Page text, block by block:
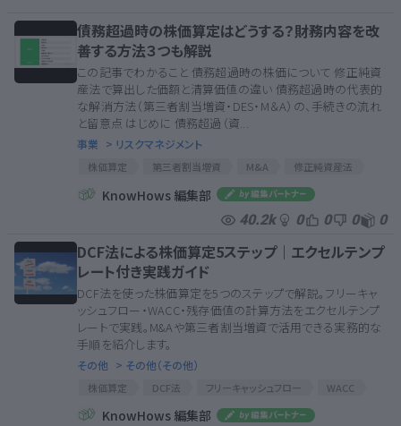
債務超過時の株価算定はどうする？財務内容を改
善する方法３つも解説
この記事でわかること 債務超過時の株価について 修正純資
産法で算出した価額と清算価値の違い 債務超過時の代表的
な解消方法（第三者割当増資・DES・M＆A）の、手続きの流れ
と留意点 はじめに 債務超過（資...
事業 > リスクマネジメント
株価算定 第三者割当増資 M&A
修正純資産法
贈与税
債務超過 DES
再調達原価
清算価値
KnowHows 編集部
40.2k 0 0 0 0
DCF法による株価算定5ステップ｜エクセルテンプ
レート付き実践ガイド
DCF法を使った株価算定を5つのステップで解説。フリーキャ
ッシュフロー・WACC・残存価値の計算方法をエクセルテンプ
レートで実践。M&Aや第三者割当増資で活用できる実務的な
手順を紹介します。
その他 > その他（その他）
株価算定 DCF法 フリーキャッシュフロー
WACC
事業価値
株式価値 エクセル
KnowHows 編集部